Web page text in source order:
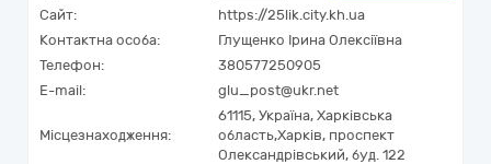
Сайт:
https://25lik.city.kh.ua
Контактна особа:
Глущенко Ірина Олексіївна
Телефон:
380577250905
E-mail:
glu_post@ukr.net
Місцезнаходження:
61115, Україна, Харківська
область,Харків, проспект
Олександрівський, буд. 122